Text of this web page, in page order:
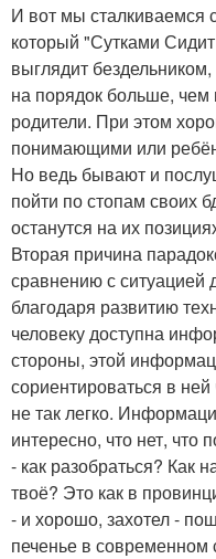
И вот мы сталкиваемся
который "Сутками
выглядит
на порядок больше,
родители. При этом
понимающими или
Но ведь бывают и
пойти по стопам своих
останутся на их
Вторая причина
сравнению с ситуацией
благодаря развитию
человеку доступна
стороны, этой
сориентироваться в
не так легко.
интересно, что нет, что
- как разобраться? Как
твоё? Это как в
- и хорошо, захотел -
печенье в современном